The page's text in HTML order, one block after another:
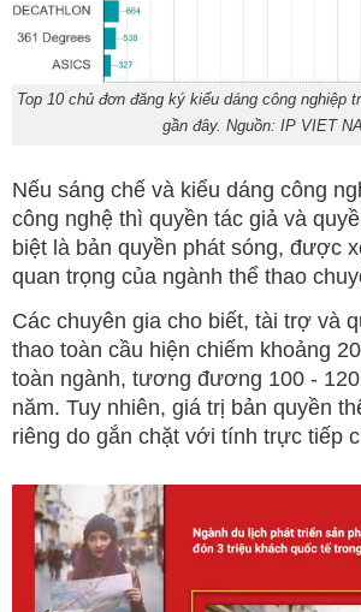
Top 10 chủ đơn đăng ký kiểu dáng công nghiệp
gần đây. Nguồn: IP VIET
Nếu sáng chế và kiểu dáng công
công nghệ thì quyền tác giả và
biệt là bản quyền phát sóng, được
quan trọng của ngành thể thao
Các chuyên gia cho biết, tài trợ và
thao toàn cầu hiện chiếm khoảng
toàn ngành, tương đương 100 -
năm. Tuy nhiên, giá trị bản quyền
riêng do gắn chặt với tính trực tiếp